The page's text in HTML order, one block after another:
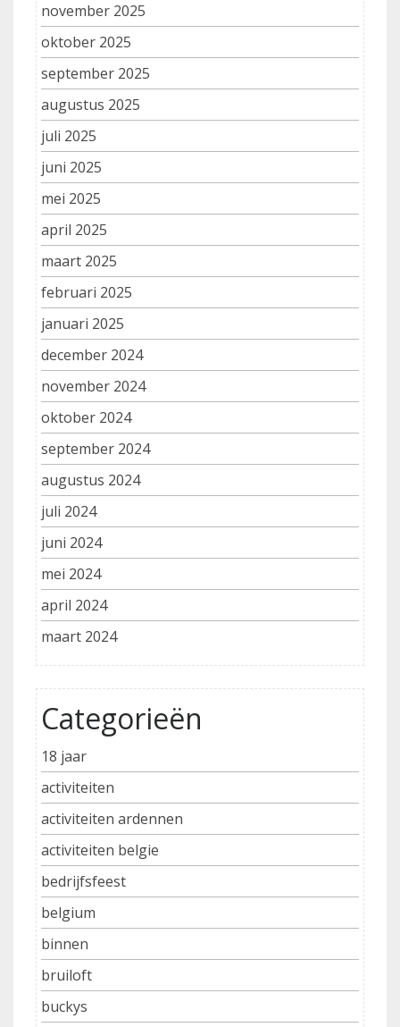
november 2025
oktober 2025
september 2025
augustus 2025
juli 2025
juni 2025
mei 2025
april 2025
maart 2025
februari 2025
januari 2025
december 2024
november 2024
oktober 2024
september 2024
augustus 2024
juli 2024
juni 2024
mei 2024
april 2024
maart 2024
Categorieën
18 jaar
activiteiten
activiteiten ardennen
activiteiten belgie
bedrijfsfeest
belgium
binnen
bruiloft
buckys